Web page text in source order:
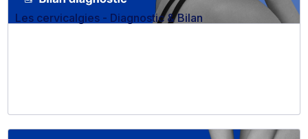
Les cervicalgies - Diagnostic & Bilan